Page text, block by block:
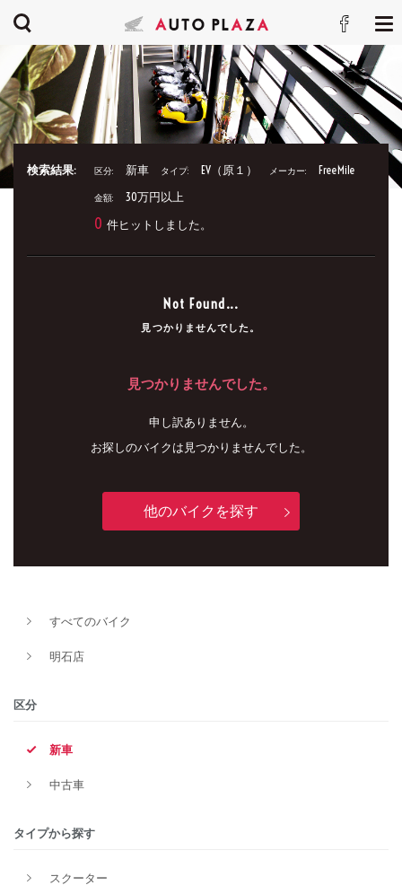
検索結果: 区分: 新車 タイプ: EV（原１） メーカー: FreeMile
金額: 30万円以上
0 件ヒットしました。
Not Found...
見つかりませんでした。
見つかりませんでした。
申し訳ありません。
お探しのバイクは見つかりませんでした。
他のバイクを探す
すべてのバイク
明石店
区分
新車
中古車
タイプから探す
スクーター
メーカー